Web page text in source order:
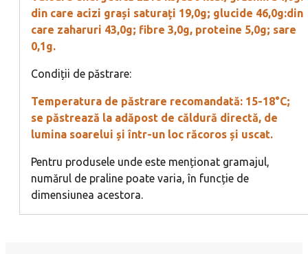
din care acizi grași saturați 19,0g; glucide 46,0g:din
care zaharuri 43,0g; fibre 3,0g, proteine 5,0g; sare
0,1g.
Condiții de păstrare:
Temperatura de păstrare recomandată: 15-18°C;
se păstrează la adăpost de căldură directă, de
lumina soarelui și într-un loc răcoros și uscat.
Pentru produsele unde este menționat gramajul,
numărul de praline poate varia, în funcție de
dimensiunea acestora.